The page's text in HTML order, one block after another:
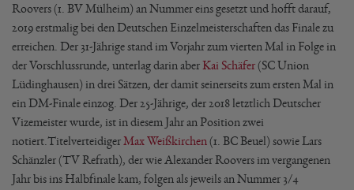
Roovers (1. BV Mülheim) an Nummer eins gesetzt und hofft darauf,
2019 erstmalig bei den Deutschen Einzelmeisterschaften das Finale zu
erreichen. Der 31-Jährige stand im Vorjahr zum vierten Mal in Folge in
der Vorschlussrunde, unterlag darin aberKai Schäfer(SC Union
Lüdinghausen) in drei Sätzen, der damit seinerseits zum ersten Mal in
ein DM-Finale einzog. Der 25-Jährige, der 2018 letztlich Deutscher
Vizemeister wurde, ist in diesem Jahr an Position zwei
notiert.TitelverteidigerMax Weißkirchen (1. BC Beuel) sowie Lars
Schänzler (TV Refrath), der wie Alexander Roovers im vergangenen
Jahr bis ins Halbfinale kam, folgen als jeweils an Nummer 3/4